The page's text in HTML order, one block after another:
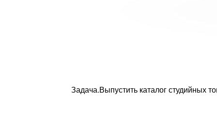
Задача.Выпустить каталог студийных